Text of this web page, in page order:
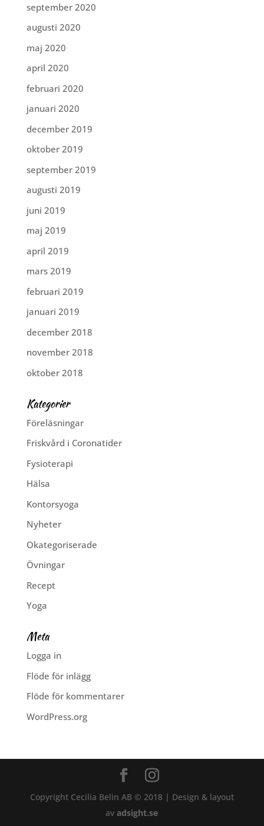
september 2020
augusti 2020
maj 2020
april 2020
februari 2020
januari 2020
december 2019
oktober 2019
september 2019
augusti 2019
juni 2019
maj 2019
april 2019
mars 2019
februari 2019
januari 2019
december 2018
november 2018
oktober 2018
Kategorier
Föreläsningar
Friskvård i Coronatider
Fysioterapi
Hälsa
Kontorsyoga
Nyheter
Okategoriserade
Övningar
Recept
Yoga
Meta
Logga in
Flöde för inlägg
Flöde för kommentarer
WordPress.org
Copyright Cecilia Belin AB © 2018 | Design & layout
avadsight.se